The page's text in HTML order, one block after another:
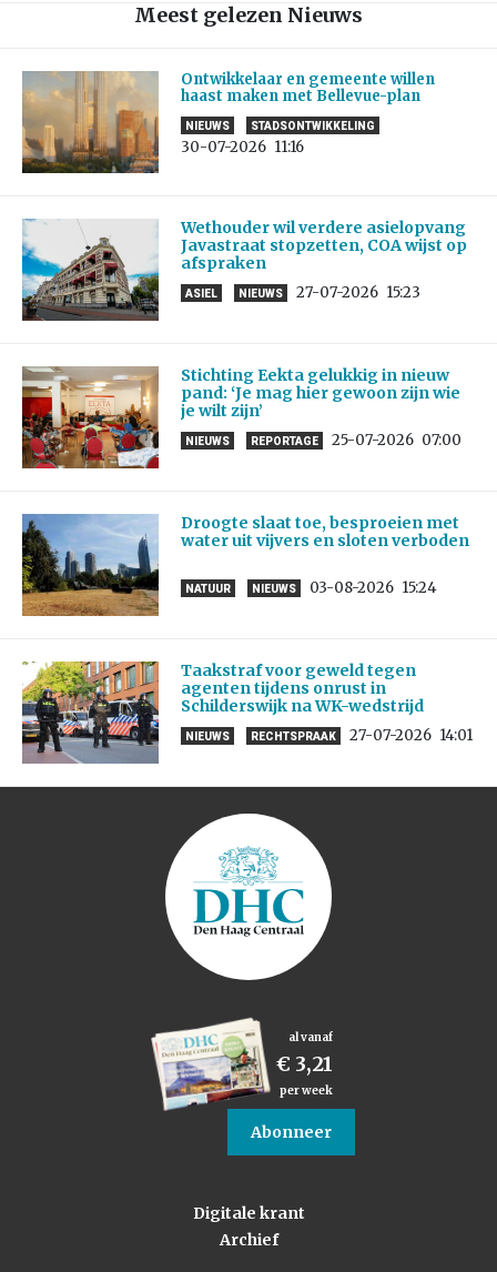
Meest gelezen Nieuws
Ontwikkelaar en gemeente willen
haast maken met Bellevue-plan
NIEUWS STADSONTWIKKELING
30-07-2026 11:16
Wethouder wil verdere asielopvang
Javastraat stopzetten, COA wijst op
afspraken
ASIEL NIEUWS 27-07-2026 15:23
Stichting Eekta gelukkig in nieuw
pand: ‘Je mag hier gewoon zijn wie
je wilt zijn’
NIEUWS REPORTAGE 25-07-2026 07:00
Droogte slaat toe, besproeien met
water uit vijvers en sloten verboden
NATUUR NIEUWS 03-08-2026 15:24
Taakstraf voor geweld tegen
agenten tijdens onrust in
Schilderswijk na WK-wedstrijd
NIEUWS RECHTSPRAAK 27-07-2026 14:01
al vanaf
€ 3,21
per week
Abonneer
Digitale krant
Archief